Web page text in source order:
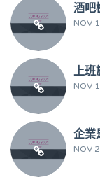
酒吧
NOV
上班
NOV
企業
NOV